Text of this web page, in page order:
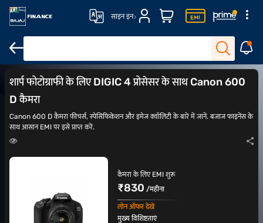
साइन इन
DSLR कैमरा ऐक्शन कैमरा Canon कैमरा Nikon कैमरा
शार्प फोटोग्राफी के लिए DIGIC 4 प्रोसेसर के साथ Canon 600
D कैमरा
Canon 600 D कैमरा फीचर्स, स्पेसिफिकेशन और इमेज क्वॉलिटी के बारे में जानें. बजाज फाइनेंस के
साथ आसान EMI पर इसे प्राप्त करें.
कैमरा के लिए EMI शुरू
₹830 /महीना
लोन ऑफर देखें
मुख्य विशिष्टताएं